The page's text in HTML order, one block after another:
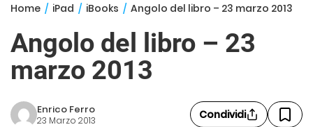
Home / iPad / iBooks / Angolo del libro – 23 marzo 2013
Angolo del libro – 23
marzo 2013
Enrico Ferro
23 Marzo 2013 Condividi